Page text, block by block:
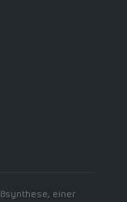
showcase/
einer